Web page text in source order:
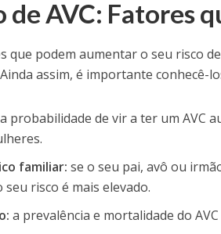
de AVC: Fatores
que podem aumentar o seu risco
assim, é importante conhecê-
a probabilidade de vir a ter um AVC
familiar: se o seu pai, avô ou
seu risco é mais elevado.
a prevalência e mortalidade do